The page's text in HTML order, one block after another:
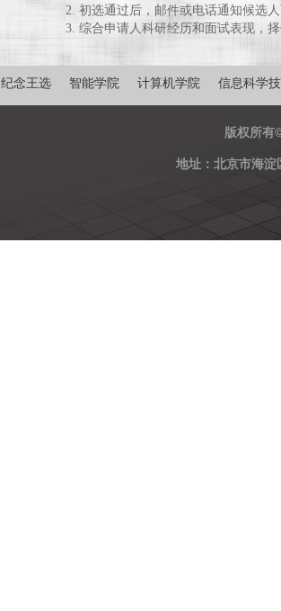
2. 初选通过后，邮件或电话通知候选人
3. 综合申请人科研经历和面试表现，择
纪念王选 智能学院 计算机学院 信息科学
版权所有
地址：北京市海